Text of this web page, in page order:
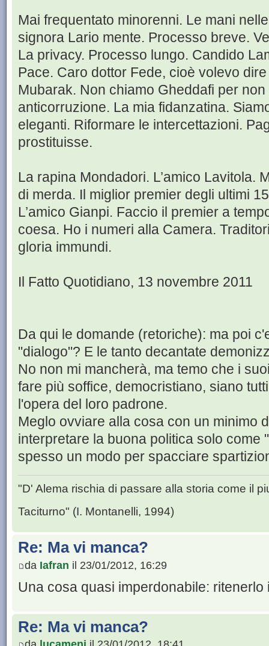
Mai frequentato minorenni. Le mani
signora Lario mente. Processo breve.
La privacy. Processo lungo. Candido
Pace. Caro dottor Fede, cioè volevo
Mubarak. Non chiamo Gheddafi per
anticorruzione. La mia fidanzatina.
eleganti. Riformare le intercettazioni.
prostituisse.
La rapina Mondadori. L’amico Lavitola.
di merda. Il miglior premier degli ultimi
L’amico Gianpi. Faccio il premier a
coesa. Ho i numeri alla Camera.
gloria immundi.
Il Fatto Quotidiano, 13 novembre 2011
Da qui le domande (retoriche): ma poi
"dialogo"? E le tanto decantate
No non mi mancherà, ma temo che i
fare più soffice, democristiano, siano
l'opera del loro padrone.
Meglo ovviare alla cosa con un minimo
interpretare la buona politica solo come
spesso un modo per spacciare
"D' Alema rischia di passare alla storia come il
Taciturno" (I. Montanelli, 1994)
Re: Ma vi manca?
da Iafran il 23/01/2012, 16:29
Una cosa quasi imperdonabile:
Re: Ma vi manca?